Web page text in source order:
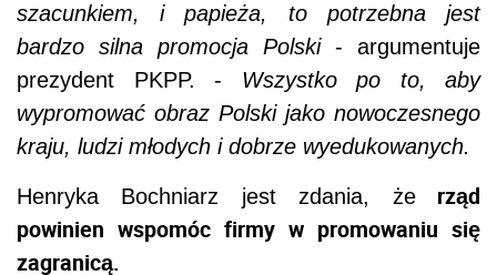
szacunkiem, i papieża, to potrzebna jest
bardzo silna promocja Polski - argumentuje
prezydent PKPP. - Wszystko po to, aby
wypromować obraz Polski jako nowoczesnego
kraju, ludzi młodych i dobrze wyedukowanych.
Henryka Bochniarz jest zdania, żerząd
powinien wspomóc firmy w promowaniu się
zagranicą.